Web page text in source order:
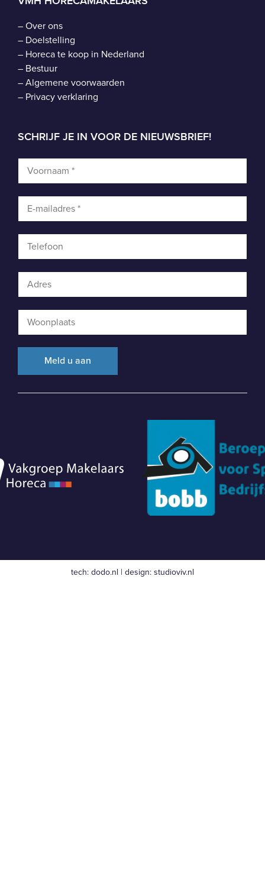
–Over ons
– Doelstelling
– Horeca te koop in Nederland
– Bestuur
–Algemene voorwaarden
– Privacy verklaring
SCHRIJF JE IN VOOR DE NIEUWSBRIEF!
tech:dodo.nl | design:studioviv.nl